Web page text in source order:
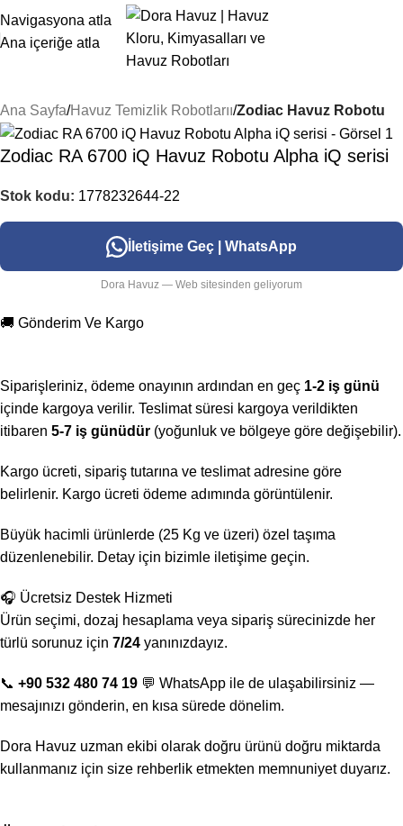
Navigasyona atla
Ana içeriğe atla
Ana Sayfa Havuz Temizlik Robotlarıı Zodiac Havuz Robotu
Zodiac RA 6700 iQ Havuz Robotu Alpha iQ serisi
Stok kodu: 1778232644-22
İletişime Geç | WhatsApp
Dora Havuz — Web sitesinden geliyorum
🚚 Gönderim Ve Kargo
Siparişleriniz, ödeme onayının ardından en geç 1-2 iş günü
içinde kargoya verilir. Teslimat süresi kargoya verildikten
itibaren 5-7 iş günüdür (yoğunluk ve bölgeye göre değişebilir).
Kargo ücreti, sipariş tutarına ve teslimat adresine göre
belirlenir. Kargo ücreti ödeme adımında görüntülenir.
Büyük hacimli ürünlerde (25 Kg ve üzeri) özel taşıma
düzenlenebilir. Detay için bizimle iletişime geçin.
🎧 Ücretsiz Destek Hizmeti
Ürün seçimi, dozaj hesaplama veya sipariş sürecinizde her
türlü sorunuz için 7/24 yanınızdayız.
📞 +90 532 480 74 19 💬 WhatsApp ile de ulaşabilirsiniz —
mesajınızı gönderin, en kısa sürede dönelim.
Dora Havuz uzman ekibi olarak doğru ürünü doğru miktarda
kullanmanız için size rehberlik etmekten memnuniyet duyarız.